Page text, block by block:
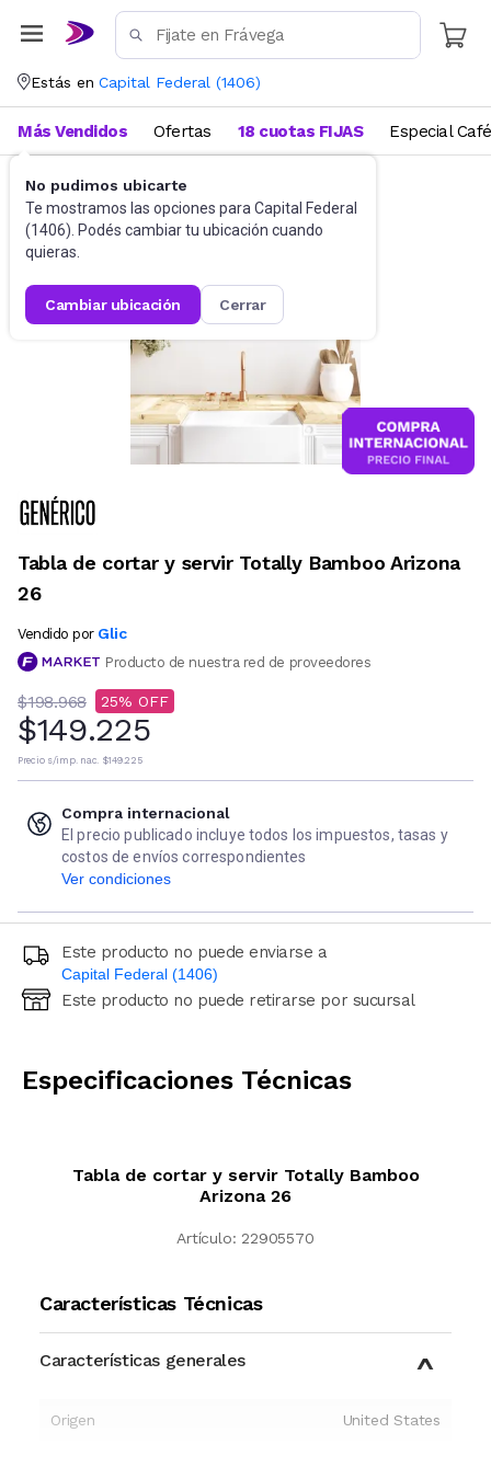
Estás en Capital Federal (1406)
No pudimos ubicarte
Te mostramos las opciones para Capital Federal
(1406). Podés cambiar tu ubicación cuando
quieras.
cambiar ubicación cerrar
Más Vendidos Ofertas 18 cuotas FIJAS Especial Café
Utensilios de cocina
Tabla de cortar y servir Totally Bamboo Arizona
26
Vendido por Glic
Producto de nuestra red de proveedores
$198.968 25
$149.225
Precio s/imp. nac. $149.225
Compra internacional
El precio publicado incluye todos los impuestos, tasas y
costos de envíos correspondientes
Ver condiciones
Este producto no puede enviarse a
Capital Federal (1406)
Ingresá código postal (sólo números)
Este producto no puede retirarse por sucursal
Especificaciones Técnicas
Tabla de cortar y servir Totally Bamboo
Arizona 26
Artículo: 22905570
Características Técnicas
Características generales
Origen United States